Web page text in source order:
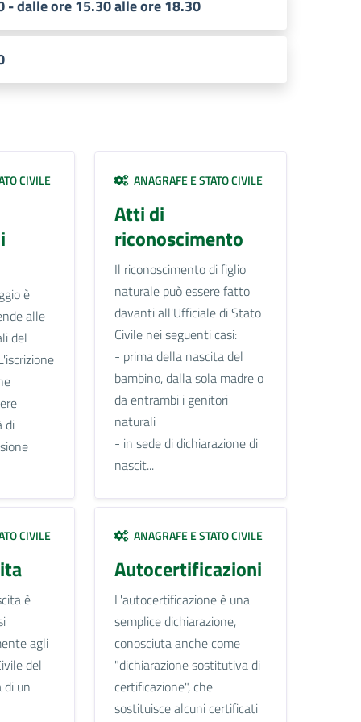
- dalle ore 15.30 alle ore 18.30
CIVILE
è
alle
del
di
ANAGRAFE E STATO CIVILE
Atti di
riconoscimento
Il riconoscimento di figlio
naturale può essere fatto
davanti all'Ufficiale di Stato
Civile nei seguenti casi:
- prima della nascita del
bambino, dalla sola madre o
da entrambi i genitori
naturali
- in sede di dichiarazione di
nascit...
CIVILE
è
agli
del
di un
ANAGRAFE E STATO CIVILE
Autocertificazioni
L'autocertificazione è una
semplice dichiarazione,
conosciuta anche come
"dichiarazione sostitutiva di
certificazione", che
sostituisce alcuni certificati